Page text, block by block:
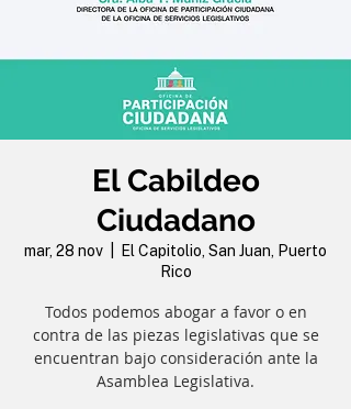
El Cabildeo
Ciudadano
mar, 28 nov
El Capitolio, San Juan, Puerto
Rico
Todos podemos abogar a favor o en
contra de las piezas legislativas que se
encuentran bajo consideración ante la
Asamblea Legislativa.